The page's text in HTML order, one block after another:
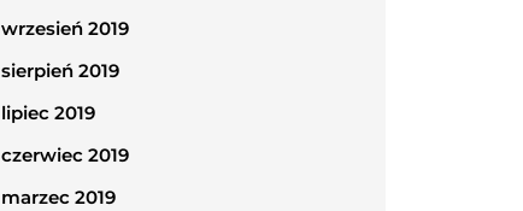
wrzesień 2019
sierpień 2019
lipiec 2019
czerwiec 2019
marzec 2019